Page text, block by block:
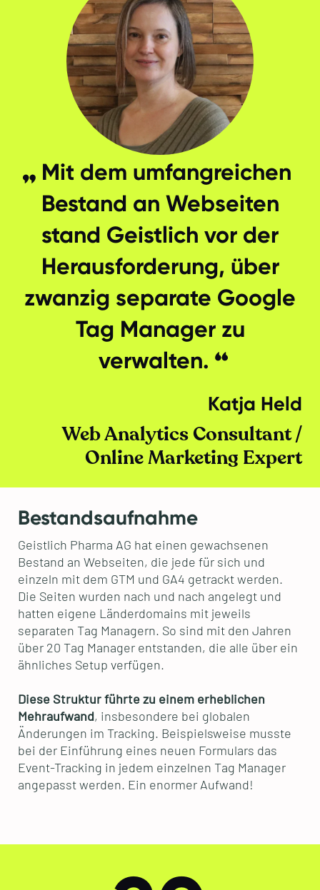
Mit dem umfangreichen
Bestand an Webseiten
stand Geistlich vor der
Herausforderung, über
zwanzig separate Google
Tag Manager zu
verwalten.
Katja Held
Web Analytics Consultant /
Online Marketing Expert
Bestandsaufnahme
Geistlich Pharma AG hat einen gewachsenen
Bestand an Webseiten, die jede für sich und
einzeln mit dem GTM und GA4 getrackt werden.
Die Seiten wurden nach und nach angelegt und
hatten eigene Länderdomains mit jeweils
separaten Tag Managern. So sind mit den Jahren
über 20 Tag Manager entstanden, die alle über ein
ähnliches Setup verfügen.
Diese Struktur führte zu einem erheblichen
Mehraufwand, insbesondere bei globalen
Änderungen im Tracking. Beispielsweise musste
bei der Einführung eines neuen Formulars das
Event-Tracking in jedem einzelnen Tag Manager
angepasst werden. Ein enormer Aufwand!